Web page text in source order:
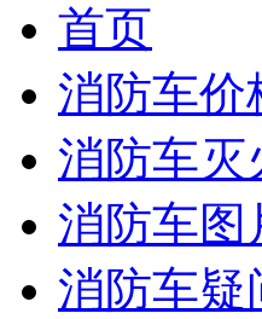
首页
消防车价
消防车灭
消防车图
消防车疑